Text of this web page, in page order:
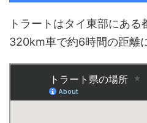
トラートはタイ東部にあ
320km車で約6時間の距離